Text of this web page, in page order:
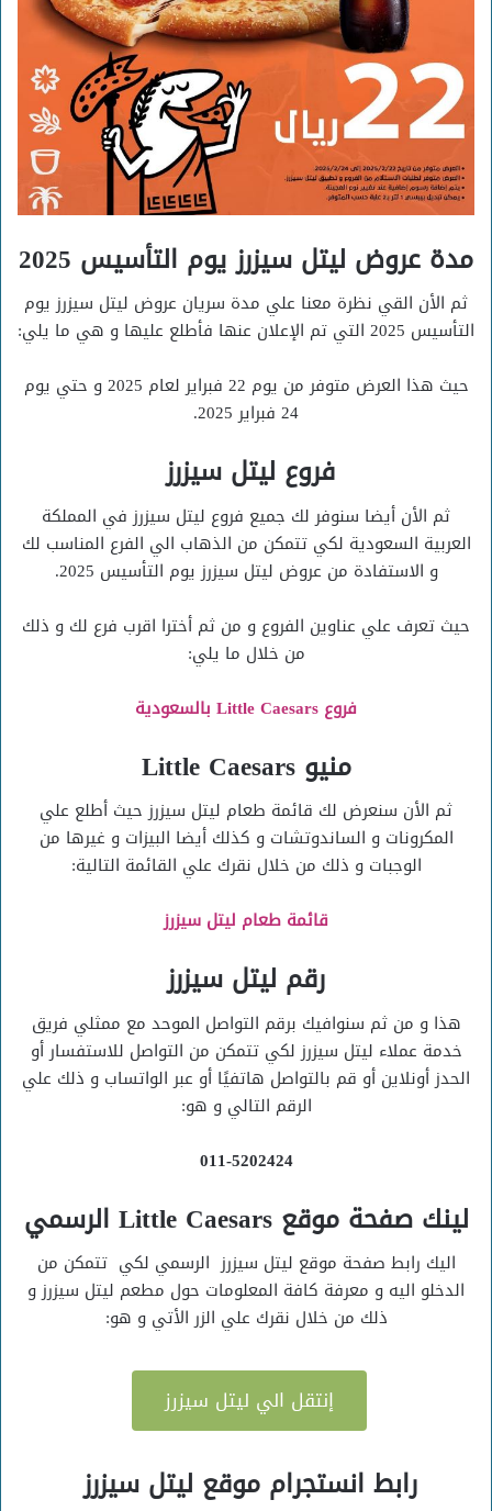
مدة عروض ليتل سيزرز يوم التأسيس 2025
ثم الأن القي نظرة معنا علي مدة سريان عروض ليتل سيزرز يوم
التأسيس 2025 التي تم الإعلان عنها فأطلع عليها و هي ما يلي:
حيث هذا العرض متوفر من يوم 22 فبراير لعام 2025 و حتي يوم
24 فبراير 2025.
فروع ليتل سيزرز
ثم الأن أيضا سنوفر لك جميع فروع ليتل سيزرز في المملكة
العربية السعودية لكي تتمكن من الذهاب الي الفرع المناسب لك
و الاستفادة من عروض ليتل سيزرز يوم التأسيس 2025.
حيث تعرف علي عناوين الفروع و من ثم أخترا اقرب فرع لك و ذلك
من خلال ما يلي:
فروع Little Caesars بالسعودية
منيو Little Caesars
ثم الأن سنعرض لك قائمة طعام ليتل سيزرز حيث أطلع علي
المكرونات و الساندوتشات و كذلك أيضا البيزات و غيرها من
الوجبات و ذلك من خلال نقرك علي القائمة التالية:
قائمة طعام ليتل سيزرز
رقم ليتل سيزرز
هذا و من ثم سنوافيك برقم التواصل الموحد مع ممثلي فريق
خدمة عملاء ليتل سيزرز لكي تتمكن من التواصل للاستفسار أو
الحدز أونلاين أو قم بالتواصل هاتفيًا أو عبر الواتساب و ذلك علي
الرقم التالي و هو:
011-5202424
لينك صفحة موقع Little Caesars الرسمي
اليك رابط صفحة موقع ليتل سيزرز الرسمي لكي تتمكن من
الدخلو اليه و معرفة كافة المعلومات حول مطعم ليتل سيزرز و
ذلك من خلال نقرك علي الزر الأتي و هو:
إنتقل الي ليتل سيزرز
رابط انستجرام موقع ليتل سيزرز